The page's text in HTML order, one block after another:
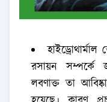
রসায়ন সম্পর্কে
লবণাক্ত তা